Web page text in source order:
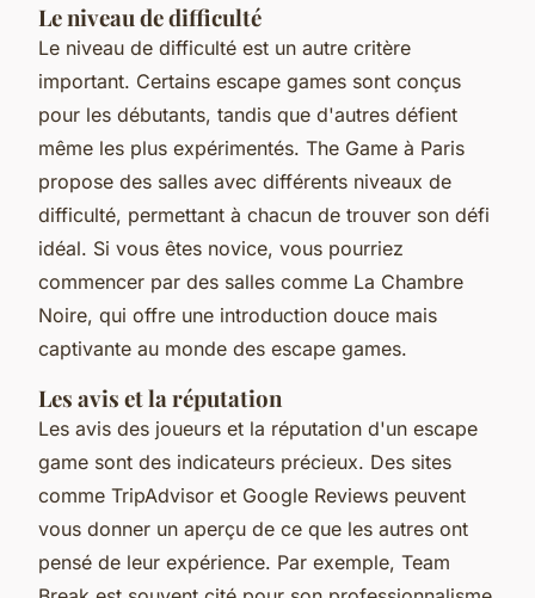
Le niveau de difficulté
Le niveau de difficulté est un autre critère
important. Certains escape games sont conçus
pour les débutants, tandis que d'autres défient
même les plus expérimentés. The Game à Paris
propose des salles avec différents niveaux de
difficulté, permettant à chacun de trouver son défi
idéal. Si vous êtes novice, vous pourriez
commencer par des salles comme La Chambre
Noire, qui offre une introduction douce mais
captivante au monde des escape games.
Les avis et la réputation
Les avis des joueurs et la réputation d'un escape
game sont des indicateurs précieux. Des sites
comme TripAdvisor et Google Reviews peuvent
vous donner un aperçu de ce que les autres ont
pensé de leur expérience. Par exemple, Team